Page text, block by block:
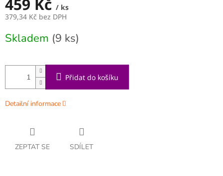
459 Kč / ks
379,34 Kč bez DPH
cena:
Skladem (9 ks)
Přidat do košíku
Detailní informace
ZEPTAT SE SDÍLET